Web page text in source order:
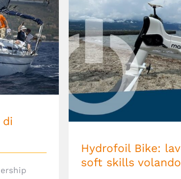
di
Hydrofoil Bike:
volando
Hydrofoil Bike:
soft skills